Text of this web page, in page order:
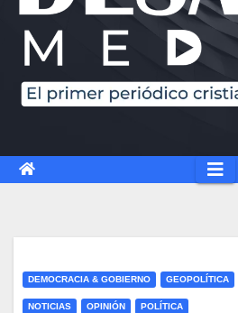
DEMOCRACIA & GOBIERNO GEOPOLÍTICA
NOTICIAS OPINIÓN POLÍTICA